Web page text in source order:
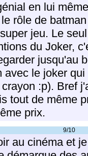
en lui
rôle de
jeu. Le
du Joker,
jusqu'au
avec le joker
:p). Bref
tout de même
prix.
9/10
au cinéma et